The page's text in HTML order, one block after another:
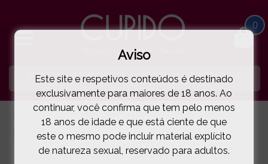
0
LINGERIE E ROUPA HOMEM JOE SNYDER®
JOE SNYDER®
( 58-05AME )
Aviso
Este site e respetivos conteúdos é destinado
exclusivamente para maiores de 18 anos. Ao
continuar, você confirma que tem pelo menos
18 anos de idade e que está ciente de que
este o mesmo pode incluir material explícito
de natureza sexual, reservado para adultos.